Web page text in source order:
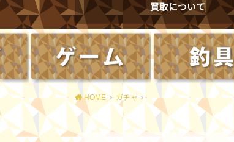
買取について
HOME ガチャ